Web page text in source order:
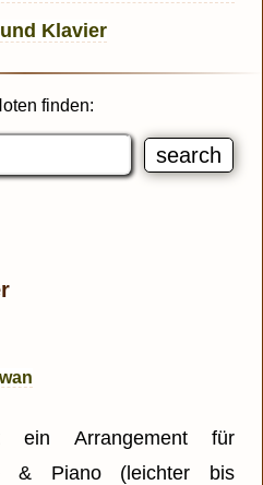
finden:
ein Arrangement für
& Piano (leichter bis